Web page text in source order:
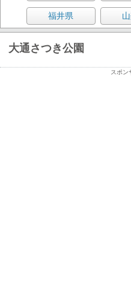
福井県
大通さつき公園
スポン